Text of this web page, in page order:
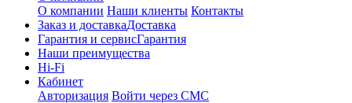
О компании Наши клиенты Контакты
Заказ и доставкаДоставка
Гарантия и сервисГарантия
Наши преимущества
Hi-Fi
Кабинет
Авторизация Войти через СМС